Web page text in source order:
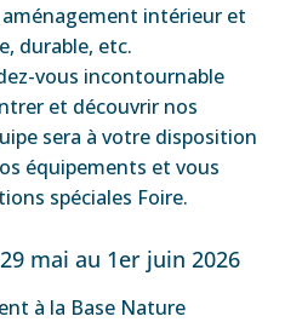
intérieur et
durable, etc.
vous incontournable
et découvrir nos
sera à votre disposition
équipements et vous
spéciales Foire.
mai au 1er juin 2026
à la Base Nature